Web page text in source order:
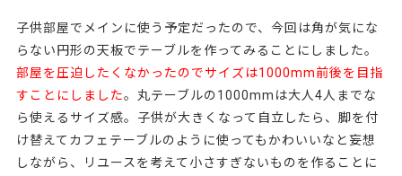
子供部屋でメインに使う予定だったので、今回は角が気にな
らない円形の天板でテーブルを作ってみることにしました。
部屋を圧迫したくなかったのでサイズは1000mm前後を目指
すことに しました。丸テーブルの1000mmは大人4人までな
ら使えるサイズ感。子供が大きくなって自立したら、脚を付
け替えてカフェテーブルのように使ってもかわいいなと妄想
しながら、リユースを考えて小さすぎないものを作ることに